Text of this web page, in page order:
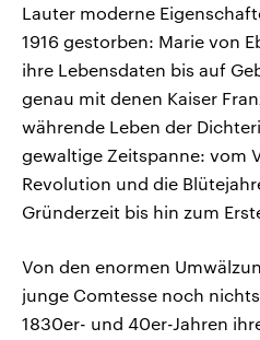
Lauter moderne
1916 gestorben: Marie von
ihre Lebensdaten bis auf
genau mit denen Kaiser
währende Leben der
gewaltige Zeitspanne: vom
Revolution und die
Gründerzeit bis hin zum
Von den enormen
junge Comtesse noch
1830er- und 40er-Jahren